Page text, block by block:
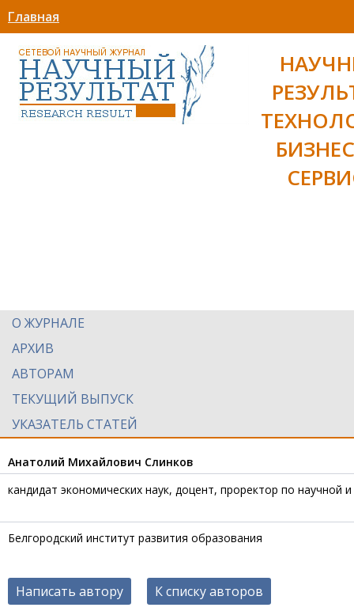
Главная
О ЖУРНАЛЕ
АРХИВ
АВТОРАМ
ТЕКУЩИЙ ВЫПУСК
УКАЗАТЕЛЬ СТАТЕЙ
Анатолий Михайлович Слинков
кандидат экономических наук, доцент, проректор по научной
Белгородский институт развития образования
Написать автору К списку авторов